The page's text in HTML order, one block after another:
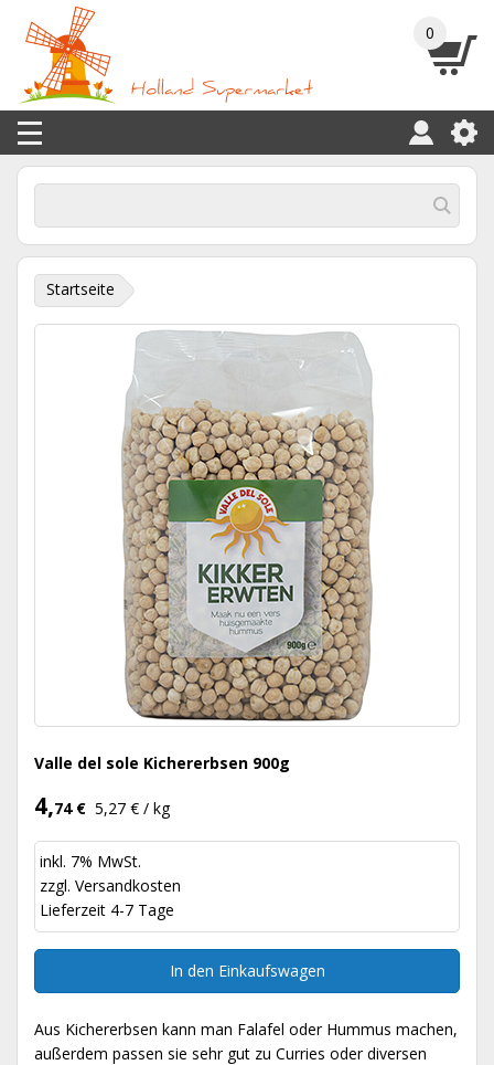
0
Startseite
Valle del sole Kichererbsen 900g
4,74 € 5,27 € / kg
inkl. 7% MwSt.
zzgl. Versandkosten
Lieferzeit 4-7 Tage
In den Einkaufswagen
Aus Kichererbsen kann man Falafel oder Hummus machen,
außerdem passen sie sehr gut zu Curries oder diversen